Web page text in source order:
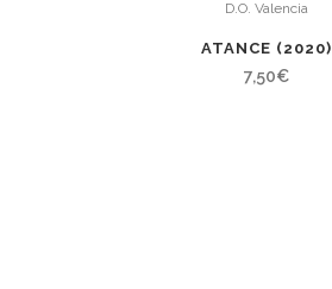
D.O. Valencia
ATANCE (2020)
7,50€